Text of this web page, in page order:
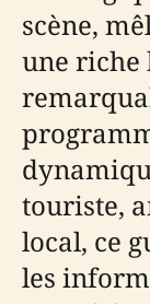
scène,
une riche
touriste,
local, ce
les